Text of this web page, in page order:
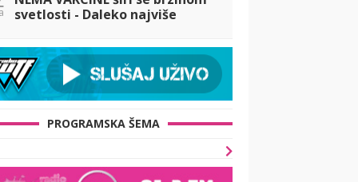
svetlosti - Daleko najviše
PROGRAMSKA ŠEMA